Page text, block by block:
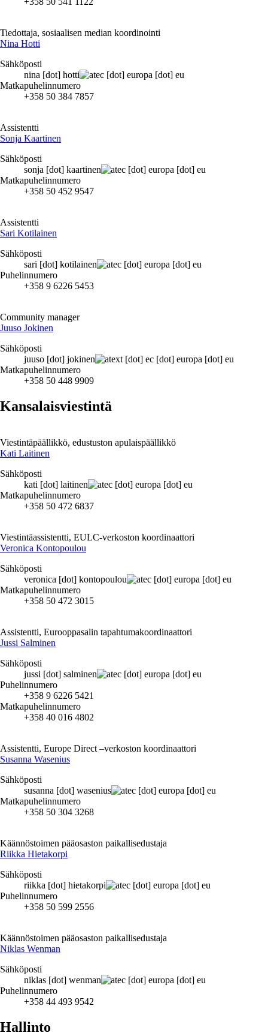
Tiedottaja, sosiaalisen median koordinointi
Nina Hotti
Sähköposti
nina [dot] hotti ec [dot] europa [dot] eu
Matkapuhelinnumero
+358 50 384 7857
Assistentti
Sonja Kaartinen
Sähköposti
sonja [dot] kaartinen ec [dot] europa [dot] eu
Matkapuhelinnumero
+358 50 452 9547
Assistentti
Sari Kotilainen
Sähköposti
sari [dot] kotilainen ec [dot] europa [dot] eu
Puhelinnumero
+358 9 6226 5453
Community manager
Juuso Jokinen
Sähköposti
juuso [dot] jokinen ext [dot] ec [dot] europa [dot] eu
Matkapuhelinnumero
+358 50 448 9909
Kansalaisviestintä
Viestintäpäällikkö, edustuston apulaispäällikkö
Kati Laitinen
Sähköposti
kati [dot] laitinen ec [dot] europa [dot] eu
Matkapuhelinnumero
+358 50 472 6837
Viestintäassistentti, EULC-verkoston koordinaattori
Veronica Kontopoulou
Sähköposti
veronica [dot] kontopoulou ec [dot] europa [dot] eu
Matkapuhelinnumero
+358 50 472 3015
Assistentti, Eurooppasalin tapahtumakoordinaattori
Jussi Salminen
Sähköposti
jussi [dot] salminen ec [dot] europa [dot] eu
Puhelinnumero
+358 9 6226 5421
Matkapuhelinnumero
+358 40 016 4802
Assistentti, Europe Direct –verkoston koordinaattori
Susanna Wasenius
Sähköposti
susanna [dot] wasenius ec [dot] europa [dot] eu
Matkapuhelinnumero
+358 50 304 3268
Käännöstoimen pääosaston paikallisedustaja
Riikka Hietakorpi
Sähköposti
riikka [dot] hietakorpi ec [dot] europa [dot] eu
Puhelinnumero
+358 50 599 2556
Käännöstoimen pääosaston paikallisedustaja
Niklas Wenman
Sähköposti
niklas [dot] wenman ec [dot] europa [dot] eu
Puhelinnumero
+358 44 493 9542
Hallinto